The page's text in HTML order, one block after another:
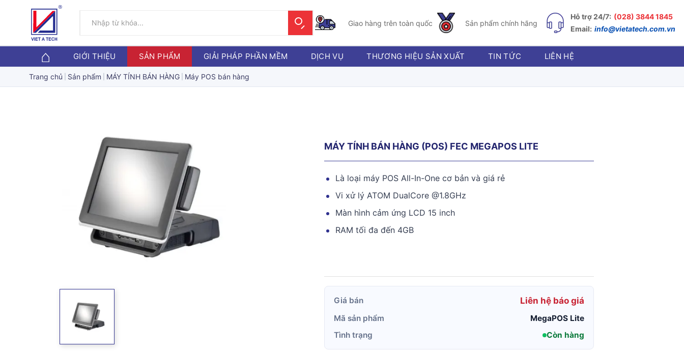
Giao hàng trên toàn quốc Sản phẩm chính hãng
Hỗ trợ 24/7: (028) 3844 1845
Email: info@vietatech.com.vn
GIỚI THIỆU SẢN PHẨM GIẢI PHÁP PHẦN MỀM DỊCH VỤ THƯƠNG HIỆU SẢN XUẤT TIN TỨC LIÊN HỆ
Trang chủ Sản phẩm MÁY TÍNH BÁN HÀNG Máy POS bán hàng
MÁY TÍNH BÁN HÀNG (POS) FEC MEGAPOS LITE
Là loại máy POS All-In-One cơ bản và giá rẻ
Vi xử lý ATOM DualCore @1.8GHz
Màn hình cảm ứng LCD 15 inch
RAM tối đa đến 4GB
Giá bán Liên hệ báo giá
Mã sản phẩm
MegaPOS Lite
Tình trạng
Còn hàng